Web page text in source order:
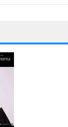
。
、行動しないから。